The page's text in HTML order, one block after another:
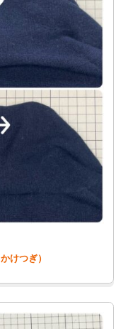
けつぎ）